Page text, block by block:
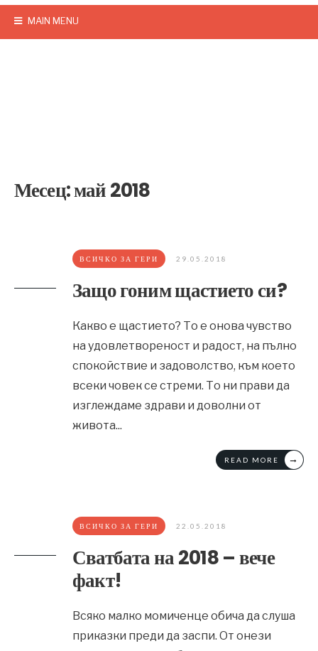
MAIN MENU
Месец:май 2018
ВСИЧКО ЗА ГЕРИ 29.05.2018
Защо гоним щастието си?
Какво е щастието? То е онова чувство
на удовлетвореност и радост, на пълно
спокойствие и задоволство, към което
всеки човек се стреми. То ни прави да
изглеждаме здрави и доволни от
живота...
READ MORE →
ВСИЧКО ЗА ГЕРИ 22.05.2018
Сватбата на 2018 – вече
факт!
Всяко малко момиченце обича да слуша
приказки преди да заспи. От онези